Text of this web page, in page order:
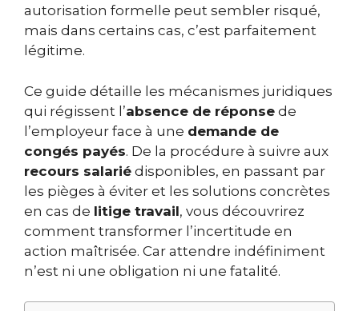
autorisation formelle peut sembler risqué,
mais dans certains cas, c’est parfaitement
légitime.
Ce guide détaille les mécanismes juridiques
qui régissent l’absence de réponse de
l’employeur face à une demande de
congés payés. De la procédure à suivre aux
recours salarié disponibles, en passant par
les pièges à éviter et les solutions concrètes
en cas de litige travail, vous découvrirez
comment transformer l’incertitude en
action maîtrisée. Car attendre indéfiniment
n’est ni une obligation ni une fatalité.